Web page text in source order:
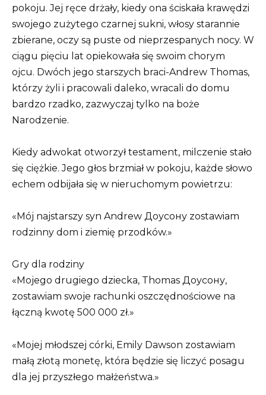
pokoju. Jej ręce drżały, kiedy ona ściskała krawędzi
swojego zużytego czarnej sukni, włosy starannie
zbierane, oczy są puste od nieprzespanych nocy. W
ciągu pięciu lat opiekowała się swoim chorym
ojcu. Dwóch jego starszych braci-Andrew Thomas,
którzy żyli i pracowali daleko, wracali do domu
bardzo rzadko, zazwyczaj tylko na boże
Narodzenie.
Kiedy adwokat otworzył testament, milczenie stało
się ciężkie. Jego głos brzmiał w pokoju, każde słowo
echem odbijała się w nieruchomym powietrzu:
«Mój najstarszy syn Andrew Доусону zostawiam
rodzinny dom i ziemię przodków.»
Gry dla rodziny
«Mojego drugiego dziecka, Thomas Доусону,
zostawiam swoje rachunki oszczędnościowe na
łączną kwotę 500 000 zł.»
«Mojej młodszej córki, Emily Dawson zostawiam
małą złotą monetę, która będzie się liczyć posagu
dla jej przyszłego małżeństwa.»